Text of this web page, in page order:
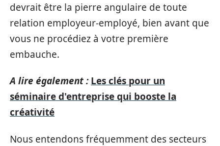
devrait être la pierre angulaire de toute
relation employeur-employé, bien avant que
vous ne procédiez à votre première
embauche.
A lire également : Les clés pour un
séminaire d'entreprise qui booste la
créativité
Nous entendons fréquemment des secteurs